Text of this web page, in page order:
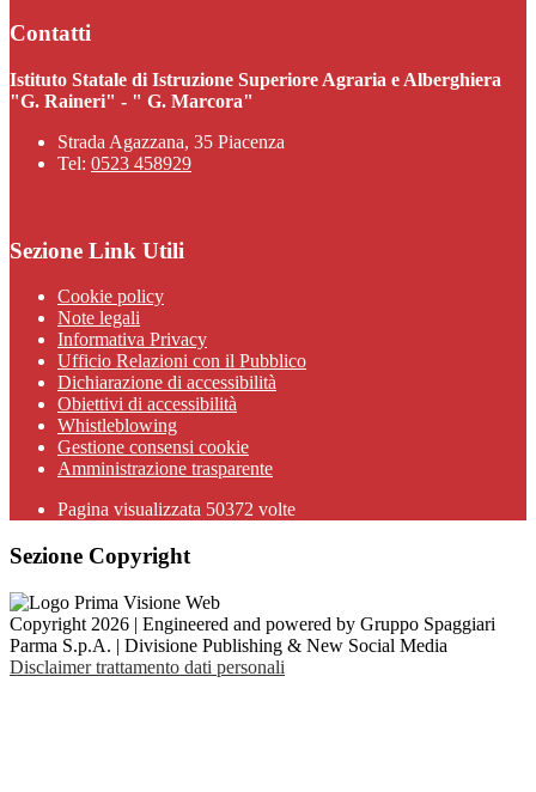
Contatti
Istituto Statale di Istruzione Superiore Agraria e Alberghiera
"G. Raineri" - " G. Marcora"
Strada Agazzana, 35 Piacenza
Tel: 0523 458929
Sezione Link Utili
Cookie policy
Note legali
Informativa Privacy
Ufficio Relazioni con il Pubblico
Dichiarazione di accessibilità
Obiettivi di accessibilità
Whistleblowing
Gestione consensi cookie
Amministrazione trasparente
Pagina visualizzata 50372 volte
Sezione Copyright
Copyright 2026 | Engineered and powered by Gruppo Spaggiari
Parma S.p.A. | Divisione Publishing & New Social Media
Disclaimer trattamento dati personali